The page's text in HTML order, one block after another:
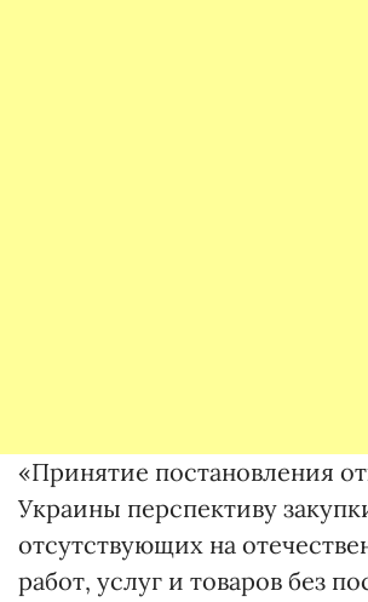
«Принятие постановления
Украины перспективу
отсутствующих на
работ, услуг и товаров без